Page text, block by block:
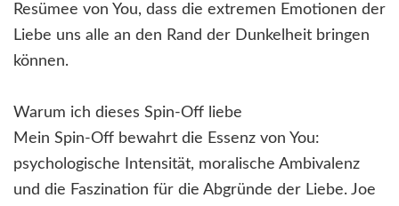
Resümee von You, dass die extremen Emotionen der
Liebe uns alle an den Rand der Dunkelheit bringen
können.
Warum ich dieses Spin-Off liebe
Mein Spin-Off bewahrt die Essenz von You:
psychologische Intensität, moralische Ambivalenz
und die Faszination für die Abgründe der Liebe. Joe